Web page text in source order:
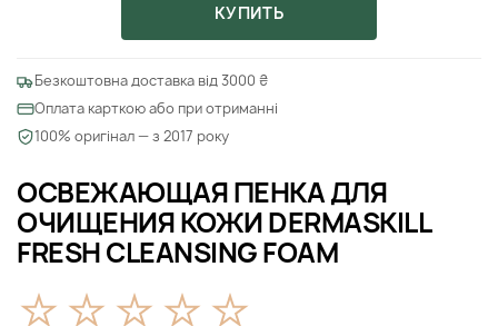
ОСВЕЖАЮЩАЯ ПЕНКА ДЛЯ
ОЧИЩЕНИЯ КОЖИ DERMASKILL
FRESH CLEANSING FOAM
КУПИТЬ
Безкоштовна доставка від 3000 ₴
Оплата карткою або при отриманні
100% оригінал — з 2017 року